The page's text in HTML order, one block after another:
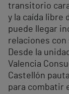
transitorio
y la caída libre
puede llegar
relaciones con
Desde la
Valencia
Castellón
para combatir